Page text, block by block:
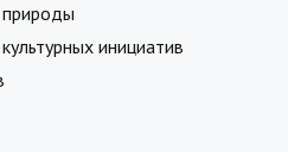
инициатив